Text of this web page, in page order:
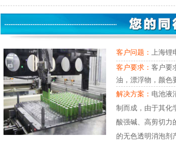
客户问题：
上海
客户要求： 客户要
油，漂浮物，颜色
解决方案： 电池液
制而成，由于其化
酸强碱、高剪切力
的无色透明消泡剂